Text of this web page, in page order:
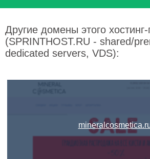
Другие домены этого
(SPRINTHOST.RU - shared/
dedicated servers, VDS):